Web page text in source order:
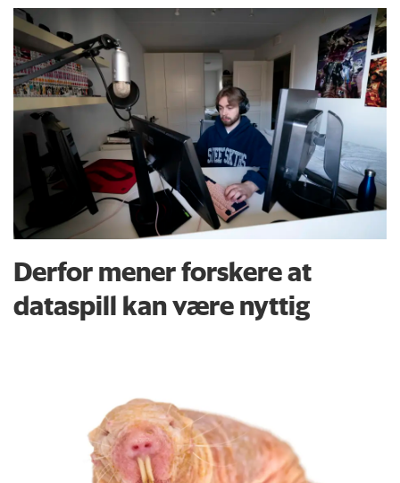
Derfor mener forskere at
dataspill kan være nyttig